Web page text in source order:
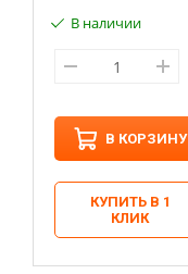
В наличии
В КОРЗИНУ
КУПИТЬ В 1
КЛИК